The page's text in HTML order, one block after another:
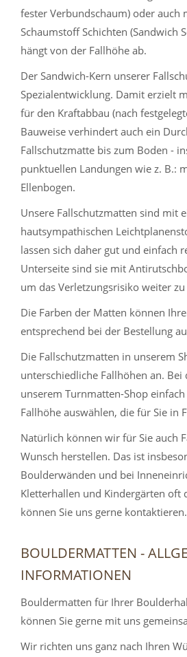
fester Verbundschaum) oder auch
Schaumstoff Schichten (Sandwich
hängt von der Fallhöhe ab.
Der Sandwich-Kern unserer
Spezialentwicklung. Damit erzielt
für den Kraftabbau (nach
Bauweise verhindert auch ein
Fallschutzmatte bis zum Boden -
punktuellen Landungen wie z. B.:
Ellenbogen.
Unsere Fallschutzmatten sind mit
hautsympathischen
lassen sich daher gut und einfach
Unterseite sind sie mit
um das Verletzungsrisiko weiter
Die Farben der Matten können
entsprechend bei der Bestellung
Die Fallschutzmatten in unserem
unterschiedliche Fallhöhen an. Bei
unserem Turnmatten-Shop
Fallhöhe auswählen, die für Sie in
Natürlich können wir für Sie auch
Wunsch herstellen. Das ist
Boulderwänden und bei
Kletterhallen und Kindergärten oft
können Sie uns gerne kontaktieren.
BOULDERMATTEN -
INFORMATIONEN
Bouldermatten für Ihrer
können Sie gerne mit uns
Wir richten uns ganz nach Ihren